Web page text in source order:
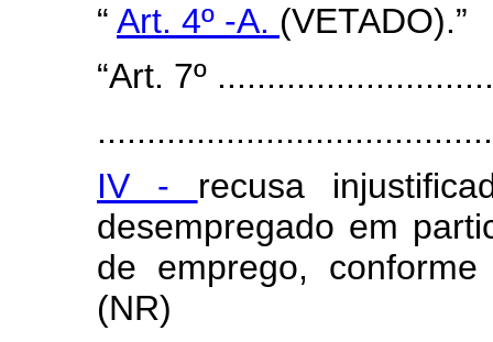
“ Art. 4º -A. (VETADO).”
“Art. 7º
IV - recusa
desempregado em
de emprego, conforme
(NR)